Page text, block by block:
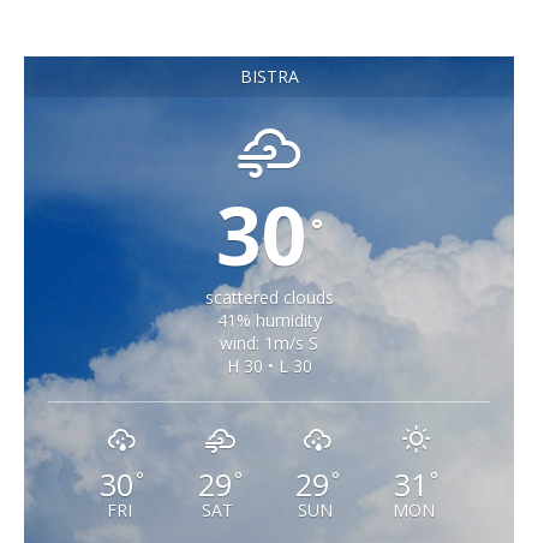
BISTRA
30°
scattered clouds
41% humidity
wind: 1m/s S
H 30 • L 30
30°
FRI
29 °
SAT
29 °
SUN
31 °
MON